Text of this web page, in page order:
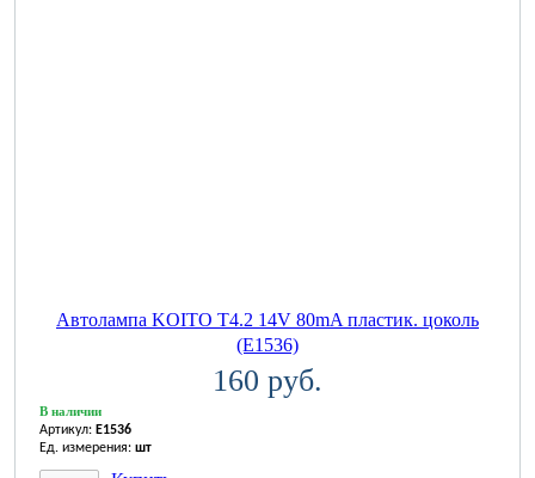
Автолампа KOITO T4.2 14V 80mA пластик. цоколь
(E1536)
160 руб.
В наличии
Артикул: E1536
Ед. измерения: шт